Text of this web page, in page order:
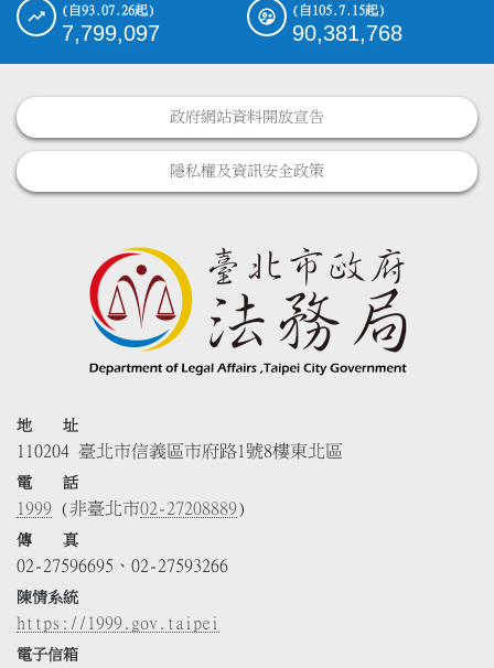
(自93.07.26起)
7,799,097
(自105.7.15起)
90,381,768
政府網站資料開放宣告
隱私權及資訊安全政策
地 址
110204 臺北市信義區市府路1號8樓東北區
電 話
1999 (非臺北市02-27208889)
傳 真
02-27596695、02-27593266
陳情系統
https://1999.gov.taipei
電子信箱